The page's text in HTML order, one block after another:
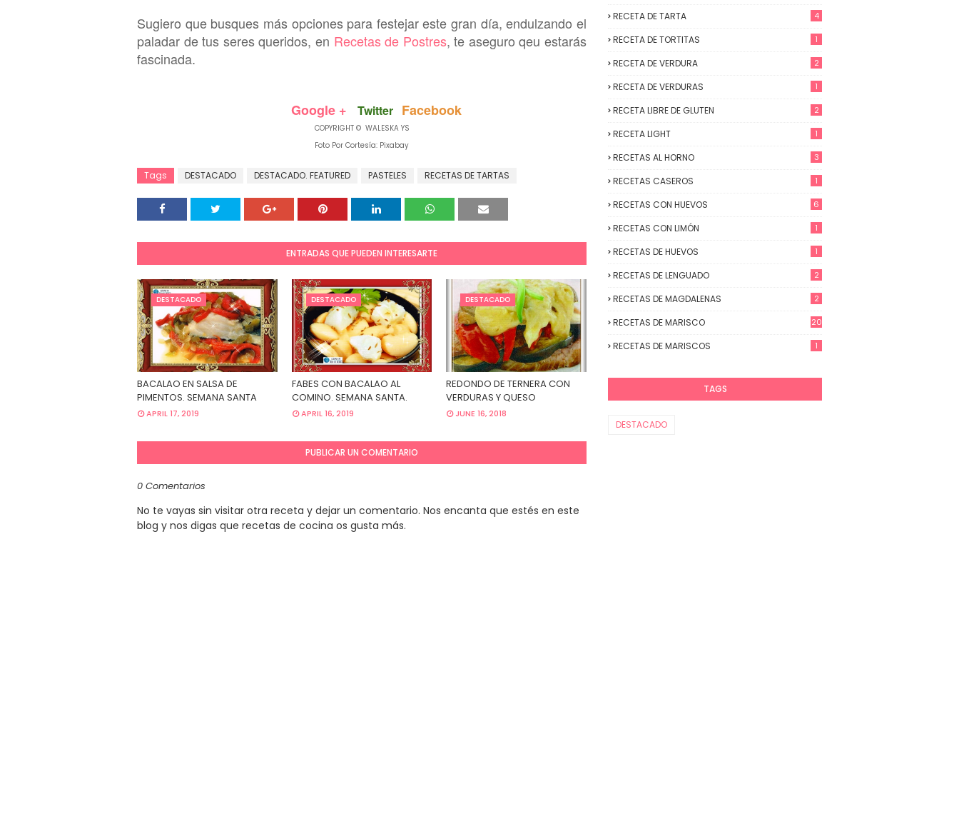
Sugiero que busques más opciones para festejar estegran día, endulzando el
paladar de tus seres queridos, en Recetas de Postres, te aseguro qeu estarás
fascinada.
Google + Twitter Facebook
COPYRIGHT © WALESKA YS
Foto Por Cortesía: Pixabay
Tags DESTACADO DESTACADO. FEATURED PASTELES RECETAS DE TARTAS
ENTRADAS QUE PUEDEN INTERESARTE
DESTACADO
BACALAO EN SALSA DE
PIMENTOS. SEMANA SANTA
APRIL 17, 2019
DESTACADO
FABES CON BACALAO AL
COMINO. SEMANA SANTA.
APRIL 16, 2019
DESTACADO
REDONDO DE TERNERA CON
VERDURAS Y QUESO
JUNE 16, 2018
PUBLICAR UN COMENTARIO
0 Comentarios
No te vayas sin visitar otra receta y dejar un comentario. Nos encanta que estés en este
blog y nos digas que recetas de cocina os gusta más.
RECETA DE TARTA 4
RECETA DE TORTITAS 1
RECETA DE VERDURA 2
RECETA DE VERDURAS 1
RECETA LIBRE DE GLUTEN 2
RECETA LIGHT 1
RECETAS AL HORNO 3
RECETAS CASEROS 1
RECETAS CON HUEVOS 6
RECETAS CON LIMÓN 1
RECETAS DE HUEVOS 1
RECETAS DE LENGUADO 2
RECETAS DE MAGDALENAS 2
RECETAS DE MARISCO 20
RECETAS DE MARISCOS 1
TAGS
DESTACADO